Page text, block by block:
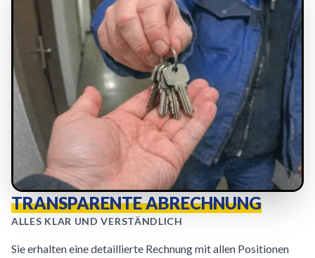
TRANSPARENTE ABRECHNUNG
ALLES KLAR UND VERSTÄNDLICH
Sie erhalten eine detaillierte Rechnung mit allen Positionen